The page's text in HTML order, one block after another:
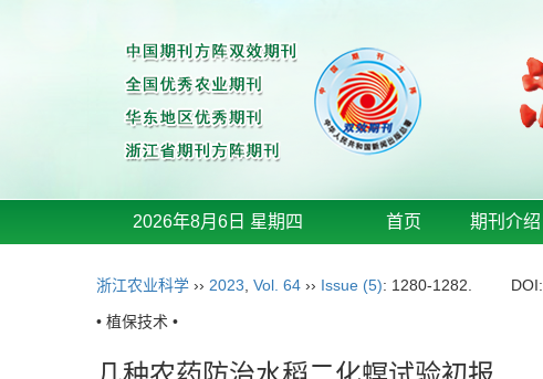
2026年8月6日 星期四 首页 期刊介绍
浙江农业科学 ›› 2023 Vol. 64 ›› Issue (5): 1280-1282. DOI:
• 植保技术 •